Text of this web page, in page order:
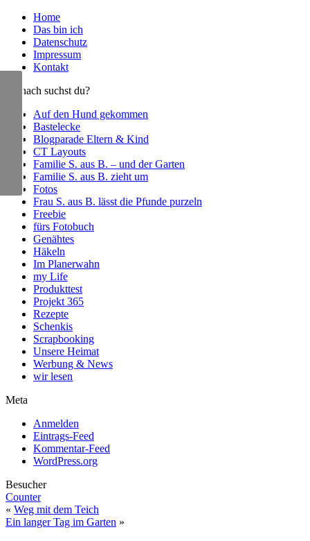
Home
Das bin ich
Datenschutz
Impressum
Kontakt
Wonach suchst du?
Auf den Hund gekommen
Bastelecke
Blogparade Eltern & Kind
CT Layouts
Familie S. aus B. – und der Garten
Familie S. aus B. zieht um
Fotos
Frau S. aus B. lässt die Pfunde purzeln
Freebie
fürs Fotobuch
Genähtes
Häkeln
Im Planerwahn
my Life
Produkttest
Projekt 365
Rezepte
Schenkis
Scrapbooking
Unsere Heimat
Werbung & News
wir lesen
Meta
Anmelden
Eintrags-Feed
Kommentar-Feed
WordPress.org
Besucher
Counter
« Weg mit dem Teich
Ein langer Tag im Garten »